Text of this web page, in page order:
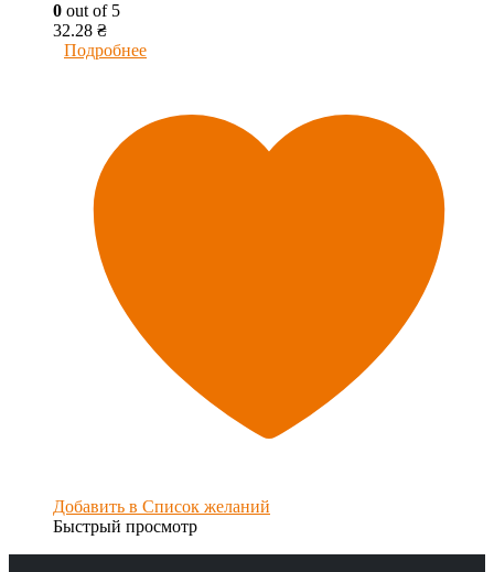
0 out of 5
32.28 ₴
Подробнее
Добавить в Список желаний
Быстрый просмотр